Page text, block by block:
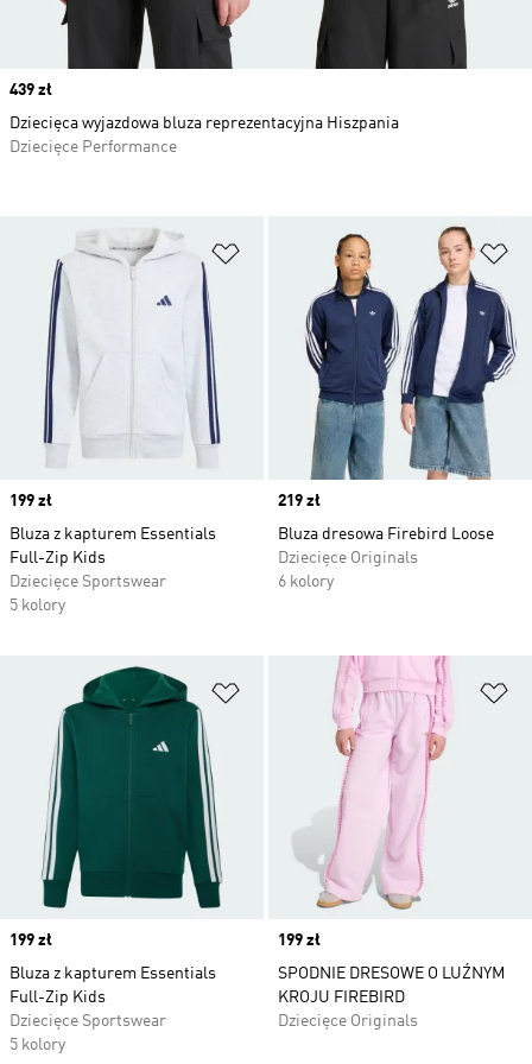
Dodaj do listy życzeń
Price
199 zł
Bluza z kapturem Essentials
Full-Zip Kids
Dziecięce Sportswear
5 kolory
Price
219 zł
Bluza dresowa Firebird Loose
Dziecięce Originals
6 kolory
Dodaj do listy życzeń
Price
199 zł
Bluza z kapturem Essentials
Full-Zip Kids
Dziecięce Sportswear
5 kolory
Price
199 zł
SPODNIE DRESOWE O LUŹNYM
KROJU FIREBIRD
Dziecięce Originals
Price
439 zł
Dziecięca wyjazdowa bluza reprezentacyjna Hiszpania
Dziecięce Performance